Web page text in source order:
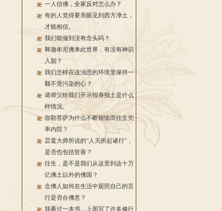
一人信佛，全家反对怎么办？
有的人觉得要亲眼见到西方净土，
才能相信。
我们能做到没有念头吗？
释迦牟尼佛来此世界，有没有神识
入胎？
我们怎样在这浊恶的环境里保持一
颗不受污染的心？
请师父给我们开示报身报土是什么
样情况。
弥勒菩萨为什么不断烦恼而往生兜
率内院？
昙鸾大师所说的“人天所起诸行”，
是否也包括世善？
往生，是不是我们从这里到达十万
亿佛土以外的佛国？
念佛人如何在生活中观照自己的言
行是否合佛意？
我看过一本书，上面写了许多修行